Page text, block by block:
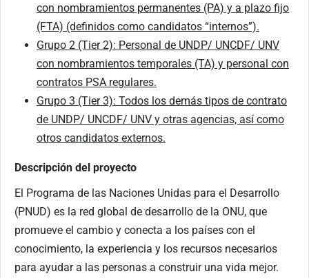
con nombramientos permanentes (PA) y a plazo fijo
(FTA) (definidos como candidatos “internos”).
Grupo 2 (Tier 2): Personal de UNDP/ UNCDF/ UNV
con nombramientos temporales (TA) y personal con
contratos PSA regulares.
Grupo 3 (Tier 3): Todos los demás tipos de contrato
de UNDP/ UNCDF/ UNV y otras agencias, así como
otros candidatos externos.
Descripción del proyecto
El Programa de las Naciones Unidas para el Desarrollo
(PNUD) es la red global de desarrollo de la ONU, que
promueve el cambio y conecta a los países con el
conocimiento, la experiencia y los recursos necesarios
para ayudar a las personas a construir una vida mejor.